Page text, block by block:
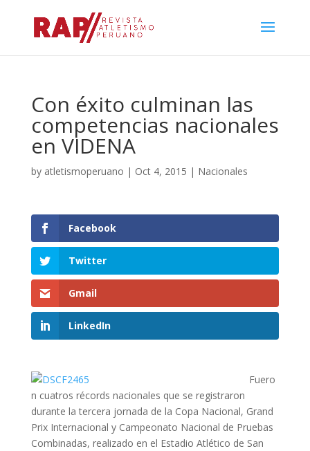
Con éxito culminan las
competencias nacionales
en VIDENA
by atletismoperuano | Oct 4, 2015 | Nacionales
Facebook
Twitter
Gmail
LinkedIn
Fuero
n cuatros récords nacionales que se registraron
durante la tercera jornada de la Copa Nacional, Grand
Prix Internacional y Campeonato Nacional de Pruebas
Combinadas, realizado en el Estadio Atlético de San